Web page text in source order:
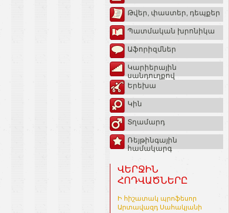
Թվեր, փաստեր, դեպքեր
Պատմական խրոնիկա
Աֆորիզմներ
Կարիերային
սանդուղքով
Երեխա
Կին
Տղամարդ
Ռեյթինգային
համակարգ
ՎԵՐՋԻՆ
ՀՈԴՎԱԾՆԵՐԸ
Ի հիշատակ պրոֆեսոր
Արտավազդ Սահակյանի